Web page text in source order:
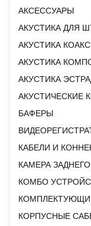
АКСЕССУАРЫ
АКУСТИКА ДЛЯ
АКУСТИКА
АКУСТИКА
АКУСТИКА
АКУСТИЧЕСКИЕ
БАФЕРЫ
КАБЕЛИ И
КАМЕРА
КОМБО
КОРПУСНЫЕ